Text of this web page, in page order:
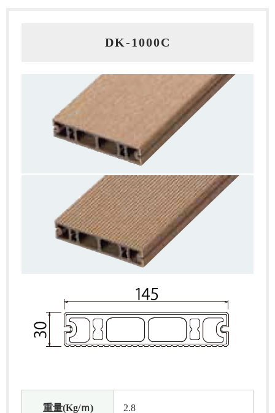
DK-1000C
重量(Kg/ｍ) 2.8